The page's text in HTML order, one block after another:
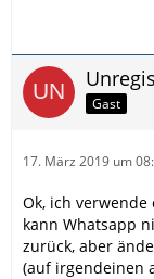
Gast
17. März 2019 um
Ok, ich
kann Whatsapp
zurück, aber
(auf irgendeinen